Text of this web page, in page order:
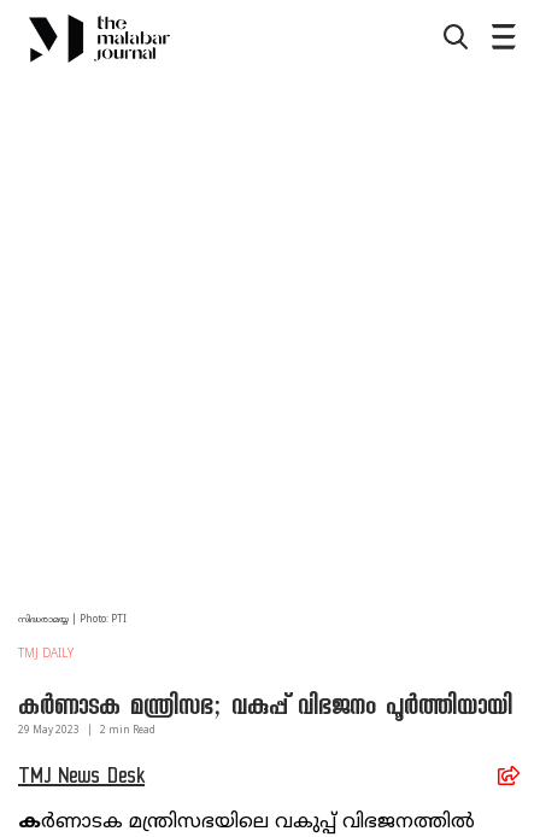
സിദ്ധരാമയ്യ | Photo: PTI
TMJ DAILY
കർണാടക മന്ത്രിസഭ; വകുപ്പ് വിഭജനം പൂർത്തിയായി
29 May 2023 2 min Read
TMJ News Desk
കർണാടക മന്ത്രിസഭയിലെ വകുപ്പ് വിഭജനത്തിൽ